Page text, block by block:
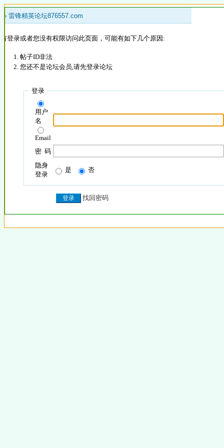
» 雷锋精英论坛876557.com
登录或者您没有权限访问此页面，可能有如下几个原因:
帖子ID非法
您还不是论坛会员,请先登录论坛
登录
用户
名
Email
密 码
隐身
登录
是 否
找回密码